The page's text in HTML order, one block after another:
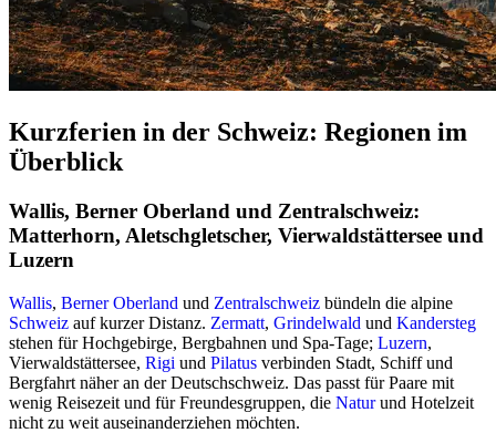
Kurzferien in der Schweiz: Regionen im
Überblick
Wallis, Berner Oberland und Zentralschweiz:
Matterhorn, Aletschgletscher, Vierwaldstättersee und
Luzern
Wallis, Berner Oberland und Zentralschweiz bündeln die alpine
Schweiz auf kurzer Distanz. Zermatt, Grindelwald und Kandersteg
stehen für Hochgebirge, Bergbahnen und Spa-Tage; Luzern,
Vierwaldstättersee, Rigi und Pilatus verbinden Stadt, Schiff und
Bergfahrt näher an der Deutschschweiz. Das passt für Paare mit
wenig Reisezeit und für Freundesgruppen, die Naturund Hotelzeit
nicht zu weit auseinanderziehen möchten.